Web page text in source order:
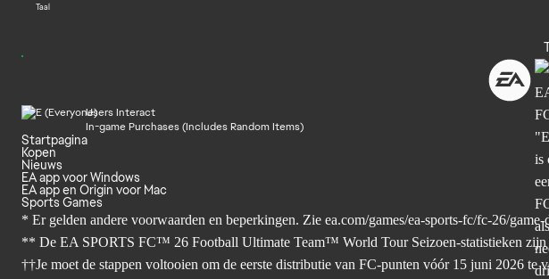
Taal
Users Interact
In-game Purchases (Includes Random Items)
Startpagina
Kopen
Nieuws
EA app voor Windows
EA app en Origin voor Mac
Sports Games
* Er gelden andere voorwaarden en beperkingen. Zie ea.com/games/ea-sports-fc/fc-26/game-
** De EA SPORTS FC™ 26 Football Ultimate Team™ World Tour Seizoen-statistieken zijn
††Je moet de stappen voltooien om de eerste distributie van FC-punten vóór 15 juni 2026